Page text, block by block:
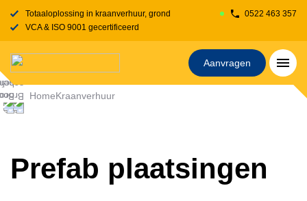
Totaaloplossing in kraanverhuur, grondverzet, transport, rijplaten en
VCA & ISO 9001 gecertificeerd
0522 463 357
Aanvragen
HomeKraanverhuur
Prefab plaatsingen